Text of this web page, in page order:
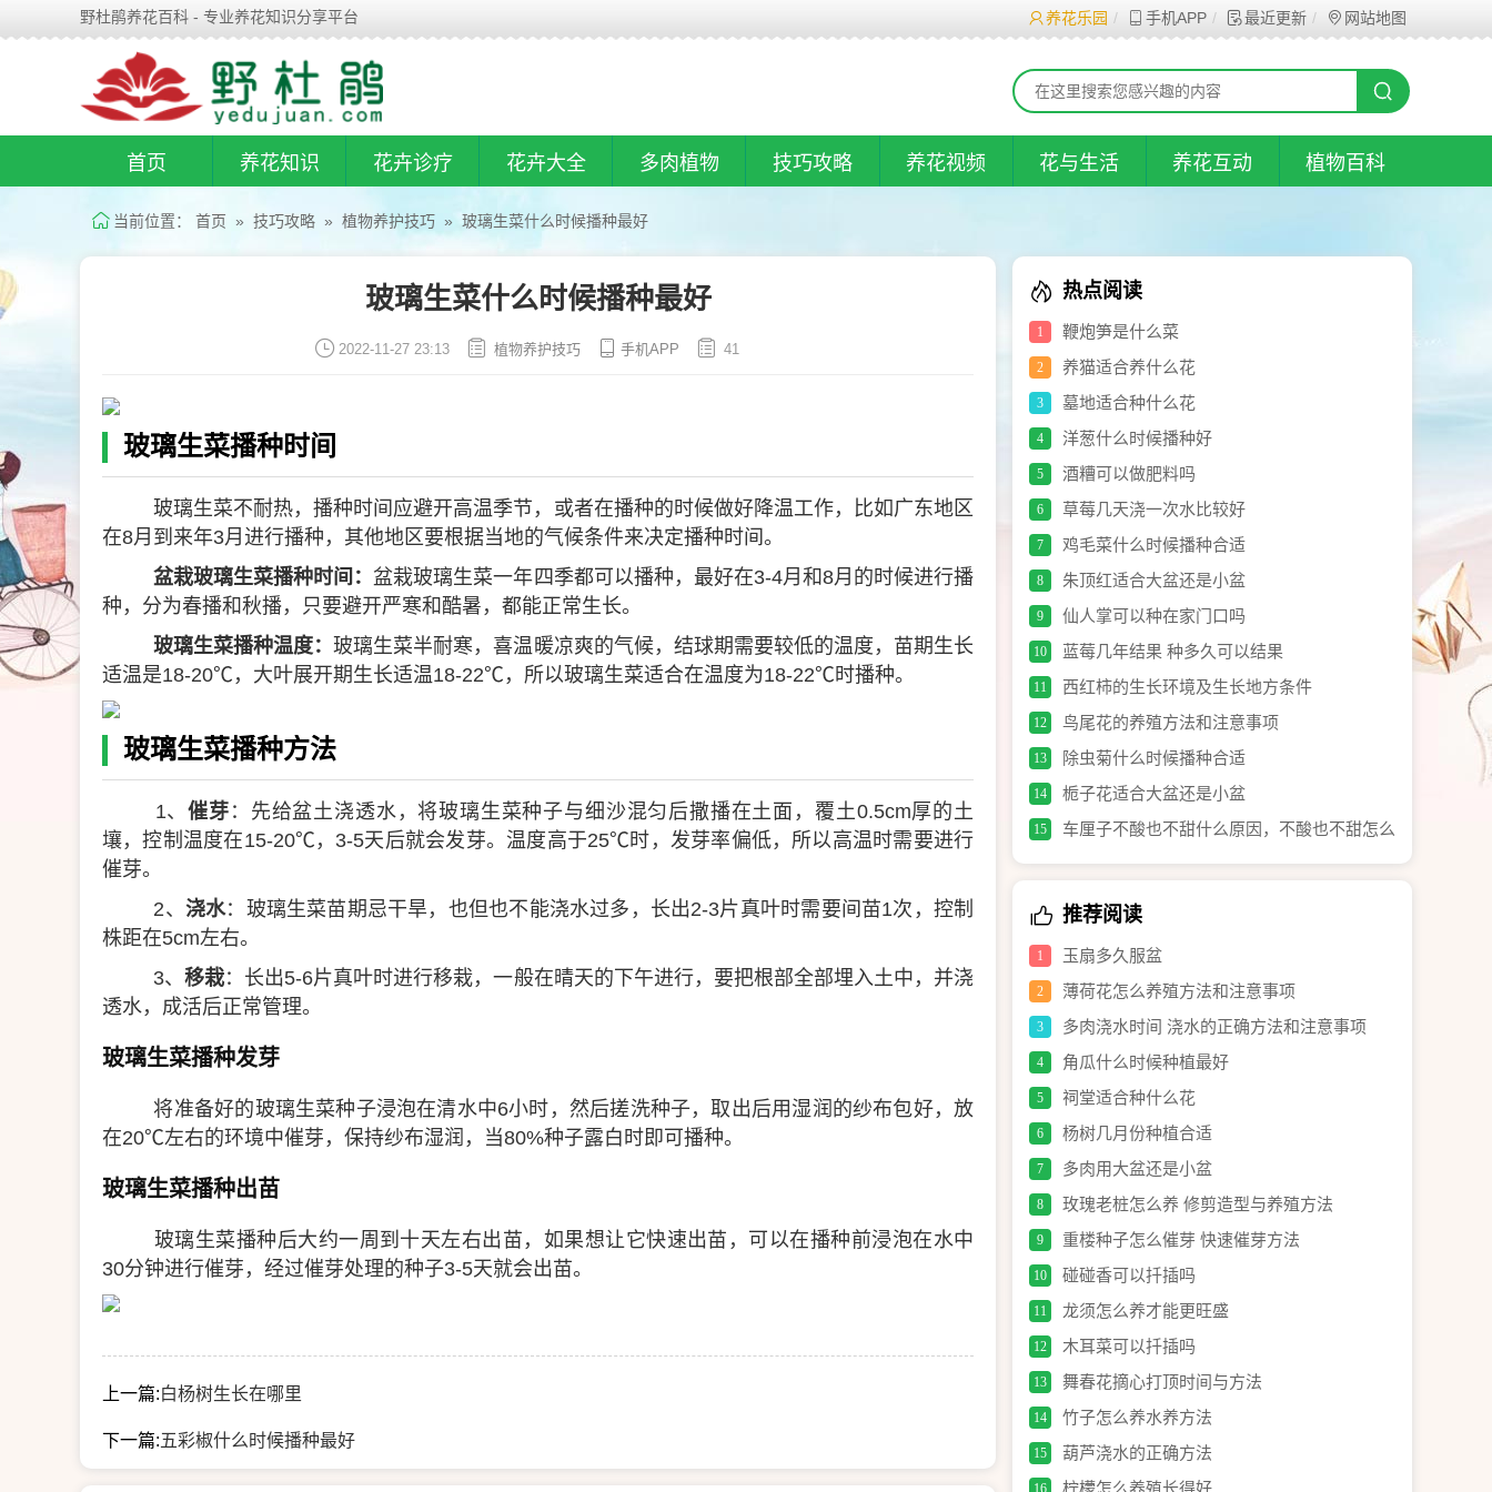
野杜鹃养花百科 - 专业养花知识分享平台 养花乐园 手机APP 最近更新 网站地图
首页 养花知识 花卉诊疗 花卉大全 多肉植物 技巧攻略 养花视频 花与生活 养花互动 植物百科
当前位置： 首页 » 技巧攻略 » 植物养护技巧 » 玻璃生菜什么时候播种最好
玻璃生菜什么时候播种最好
2022-11-27 23:13 植物养护技巧 手机APP 41
玻璃生菜播种时间
玻璃生菜不耐热，播种时间应避开高温季节，或者在播种的时候做好降温工作，比如广东地区
在8月到来年3月进行播种，其他地区要根据当地的气候条件来决定播种时间。
盆栽玻璃生菜播种时间： 盆栽玻璃生菜一年四季都可以播种，最好在3-4月和8月的时候进行播
种，分为春播和秋播，只要避开严寒和酷暑，都能正常生长。
玻璃生菜播种温度：玻璃生菜半耐寒，喜温暖凉爽的气候，结球期需要较低的温度，苗期生长
适温是18-20℃，大叶展开期生长适温18-22℃，所以玻璃生菜适合在温度为18-22℃时播种。
玻璃生菜播种方法
1、催芽 ：先给盆土浇透水，将玻璃生菜种子与细沙混匀后撒播在土面，覆土0.5cm厚的土
壤，控制温度在15-20℃，3-5天后就会发芽。温度高于25℃时，发芽率偏低，所以高温时需要进行
催芽。
2、 浇水：玻璃生菜苗期忌干旱，也但也不能浇水过多，长出2-3片真叶时需要间苗1次，控制
株距在5cm左右。
3、移栽：长出5-6片真叶时进行移栽，一般在晴天的下午进行，要把根部全部埋入土中，并浇
透水，成活后正常管理。
玻璃生菜播种发芽
将准备好的玻璃生菜种子浸泡在清水中6小时，然后搓洗种子，取出后用湿润的纱布包好，放
在20℃左右的环境中催芽，保持纱布湿润，当80%种子露白时即可播种。
玻璃生菜播种出苗
玻璃生菜播种后大约一周到十天左右出苗，如果想让它快速出苗，可以在播种前浸泡在水中
30分钟进行催芽，经过催芽处理的种子3-5天就会出苗。
上一篇:白杨树生长在哪里
下一篇:五彩椒什么时候播种最好
热点阅读
1 鞭炮笋是什么菜
2 养猫适合养什么花
3 墓地适合种什么花
4 洋葱什么时候播种好
5 酒糟可以做肥料吗
6 草莓几天浇一次水比较好
7 鸡毛菜什么时候播种合适
8 朱顶红适合大盆还是小盆
9 仙人掌可以种在家门口吗
10 蓝莓几年结果 种多久可以结果
11 西红柿的生长环境及生长地方条件
12 鸟尾花的养殖方法和注意事项
13 除虫菊什么时候播种合适
14 栀子花适合大盆还是小盆
15
车厘子不酸也不甜什么原因，不酸也不甜怎么
办
推荐阅读
1 玉扇多久服盆
2 薄荷花怎么养殖方法和注意事项
3 多肉浇水时间 浇水的正确方法和注意事项
4 角瓜什么时候种植最好
5 祠堂适合种什么花
6 杨树几月份种植合适
7 多肉用大盆还是小盆
8 玫瑰老桩怎么养 修剪造型与养殖方法
9 重楼种子怎么催芽 快速催芽方法
10 碰碰香可以扦插吗
11 龙须怎么养才能更旺盛
12 木耳菜可以扦插吗
13 舞春花摘心打顶时间与方法
14 竹子怎么养水养方法
15 葫芦浇水的正确方法
16 柠檬怎么养殖长得好